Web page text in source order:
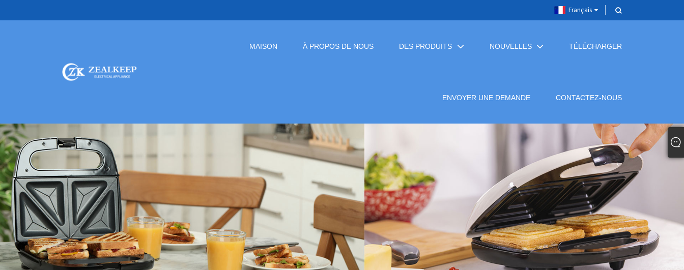
Français
MAISON À PROPOS DE NOUS DES PRODUITS NOUVELLES TÉLÉCHARGER
ENVOYER UNE DEMANDE CONTACTEZ-NOUS